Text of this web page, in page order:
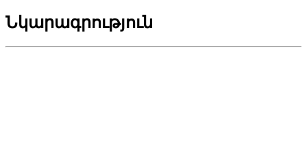
Նկարագրություն